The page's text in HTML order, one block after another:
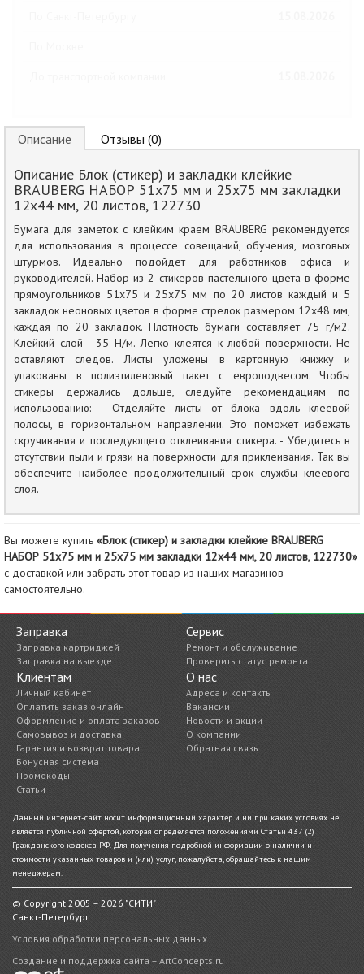
Описание Отзывы (0)
Описание Блок (стикер) и закладки клейкие
BRAUBERG НАБОР 51х75 мм и 25х75 мм закладки
12х44 мм, 20 листов, 122730
Бумага для заметок с клейким краем BRAUBERG рекомендуется
для использования в процессе совещаний, обучения, мозговых
штурмов. Идеально подойдет для работников офиса и
руководителей. Набор из 2 стикеров пастельного цвета в форме
прямоугольников 51х75 и 25х75 мм по 20 листов каждый и 5
закладок неоновых цветов в форме стрелок размером 12х48 мм,
каждая по 20 закладок. Плотность бумаги составляет 75 г/м2.
Клейкий слой - 35 Н/м. Легко клеятся к любой поверхности. Не
оставляют следов. Листы уложены в картонную книжку и
упакованы в полиэтиленовый пакет с европодвесом. Чтобы
стикеры держались дольше, следуйте рекомендациям по
использованию: - Отделяйте листы от блока вдоль клеевой
полосы, в горизонтальном направлении. Это поможет избежать
скручивания и последующего отклеивания стикера. - Убедитесь в
отсутствии пыли и грязи на поверхности для приклеивания. Так вы
обеспечите наиболее продолжительный срок службы клеевого
слоя.
Вы можете купить «Блок (стикер) и закладки клейкие BRAUBERG
НАБОР 51х75 мм и 25х75 мм закладки 12х44 мм, 20 листов, 122730»
с доставкой или забрать этот товар из наших магазинов
самостоятельно.
Заправка
Заправка картриджей
Заправка на выезде
Сервис
Ремонт и обслуживание
Проверить статус ремонта
Клиентам
Личный кабинет
Оплатить заказ онлайн
Оформление и оплата заказов
Самовывоз и доставка
Гарантия и возврат товара
Бонусная система
Промокоды
Статьи
О нас
Адреса и контакты
Вакансии
Новости и акции
О компании
Обратная связь
Данный интернет-сайт носит информационный характер и ни при каких условиях не
является публичной офертой, которая определяется положениями Статьи 437 (2)
Гражданского кодекса РФ. Для получения подробной информации о наличии и
стоимости указанных товаров и (или) услуг, пожалуйста, обращайтесь к нашим
менеджерам.
© Copyright 2005 – 2026 "СИТИ"
Санкт-Петербург
Условия обработки персональных данных.
Создание и поддержка сайта – ArtConcepts.ru